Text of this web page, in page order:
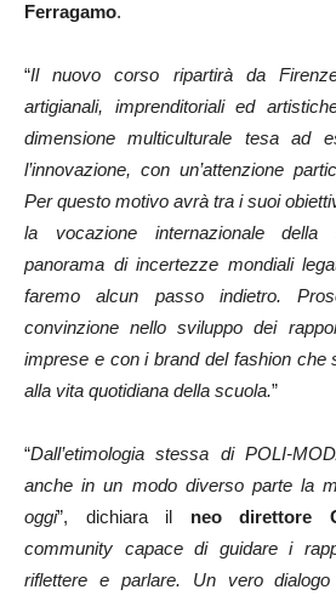
Ferragamo.
“Il nuovo corso ripartirà da
artigianali, imprenditoriali ed
dimensione multiculturale tesa ad
l’innovazione, con un’attenzione
Per questo motivo avrà tra i suoi
la vocazione internazionale della
panorama di incertezze mondiali
faremo alcun passo indietro.
convinzione nello sviluppo dei
imprese e con i brand del fashion che
alla vita quotidiana della scuola.”
“Dall’etimologia stessa di POLI-
anche in un modo diverso parte la
oggi”, dichiara il neo direttore
community capace di guidare i
riflettere e parlare. Un vero